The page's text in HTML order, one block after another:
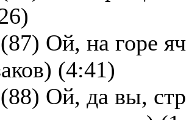
Ой, на горе
(4:41)
Ой, да вы,